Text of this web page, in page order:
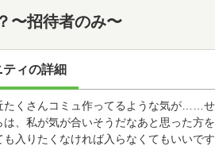
〜招待者のみ〜
ティの詳細
たくさんコミュ作ってるような気が……
は、私が気が合いそうだなあと思った方
入りたくなければ入らなくてもいいです